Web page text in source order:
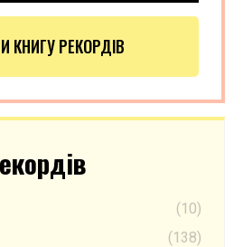
КНИГУ РЕКОРДІВ
(10)
(138)